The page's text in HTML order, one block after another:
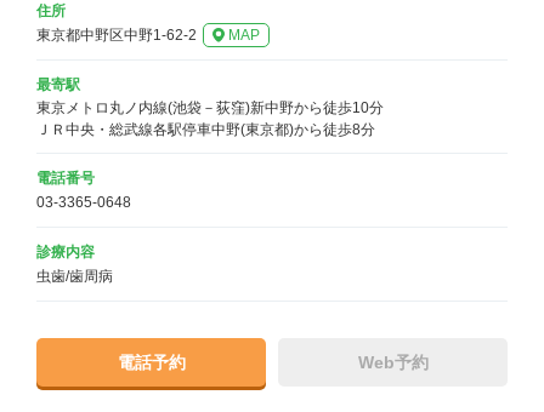
住所
東京都中野区中野1-62-2
MAP
最寄駅
東京メトロ丸ノ内線(池袋－荻窪)新中野から徒歩10分
ＪＲ中央・総武線各駅停車中野(東京都)から徒歩8分
電話番号
03-3365-0648
診療内容
虫歯/歯周病
電話予約 Web予約